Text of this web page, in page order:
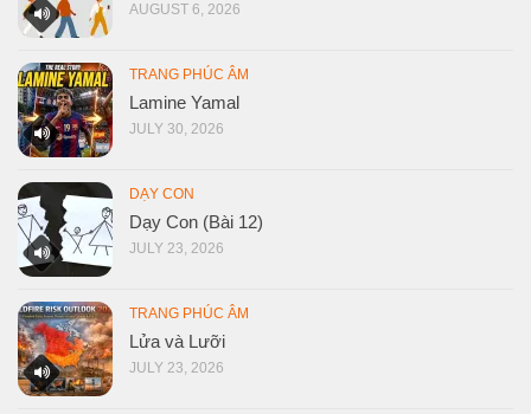
AUGUST 6, 2026
TRANG PHÚC ÂM
Lamine Yamal
JULY 30, 2026
DẠY CON
Dạy Con (Bài 12)
JULY 23, 2026
TRANG PHÚC ÂM
Lửa và Lưỡi
JULY 23, 2026